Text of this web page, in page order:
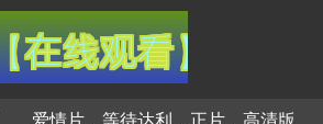
爱情片，等待达利，正片，高清版